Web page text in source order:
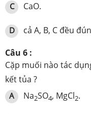
C CaO.
D
cả A, B, C đều
Câu 6 :
Cặp muối nào tác
kết tủa ?
A Na2SO4, MgCl2.